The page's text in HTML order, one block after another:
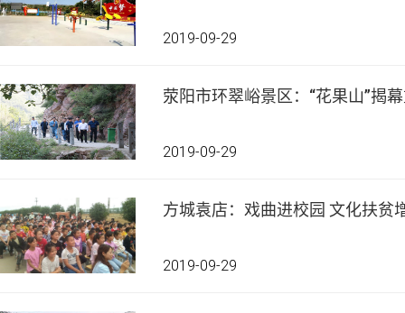
2019-09-29
荥阳市环翠峪景区：“花果山”揭
2019-09-29
方城袁店：戏曲进校园 文化扶贫
2019-09-29